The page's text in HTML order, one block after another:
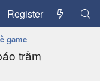
Register
game
trầm